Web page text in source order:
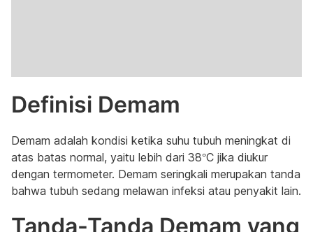
Definisi Demam
Demam adalah kondisi ketika suhu tubuh meningkat di
atas batas normal, yaitu lebih dari 38°C jika diukur
dengan termometer. Demam seringkali merupakan tanda
bahwa tubuh sedang melawan infeksi atau penyakit lain.
Tanda-Tanda Demam yang